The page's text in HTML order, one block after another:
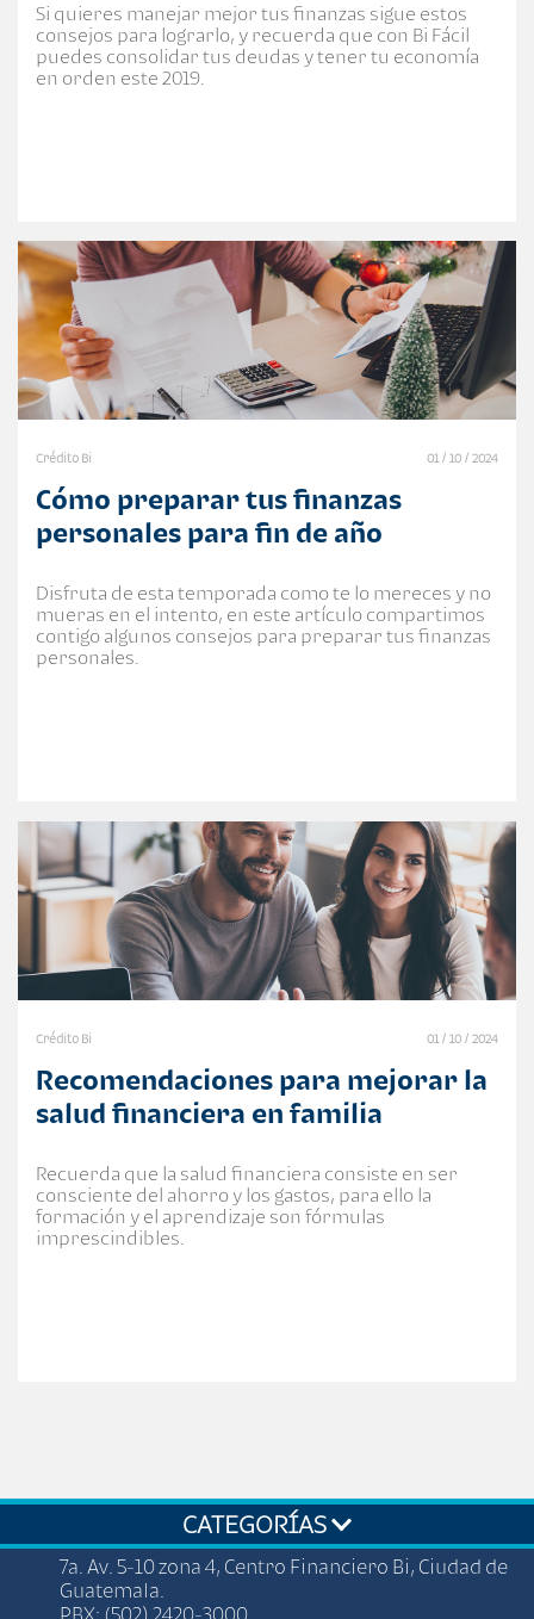
Si quieres manejar mejor tus finanzas sigue estos
consejos para lograrlo, y recuerda que con Bi Fácil
puedes consolidar tus deudas y tener tu economía
en orden este 2019.
Crédito Bi 01 / 10 / 2024
Cómo preparar tus finanzas
personales para fin de año
Disfruta de esta temporada como te lo mereces y no
mueras en el intento, en este artículo compartimos
contigo algunos consejos para preparar tus finanzas
personales.
Crédito Bi 01 / 10 / 2024
Recomendaciones para mejorar la
salud financiera en familia
Recuerda que la salud financiera consiste en ser
consciente del ahorro y los gastos, para ello la
formación y el aprendizaje son fórmulas
imprescindibles.
CATEGORÍAS
7a. Av. 5-10 zona 4, Centro Financiero Bi, Ciudad de
Guatemala.
PBX: (502) 2420-3000